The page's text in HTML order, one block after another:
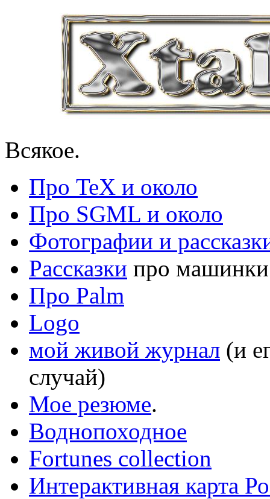
Всякое.
Про TeX и около
Про SGML и около
Фотографии и
Рассказки про машинки
Про Palm
Logo
мой живой журнал (и
случай)
Мое резюме.
Воднопоходное
Fortunes collection
Интерактивная карта